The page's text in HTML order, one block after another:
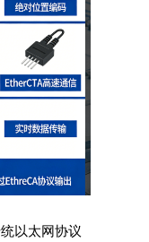
以太网协议